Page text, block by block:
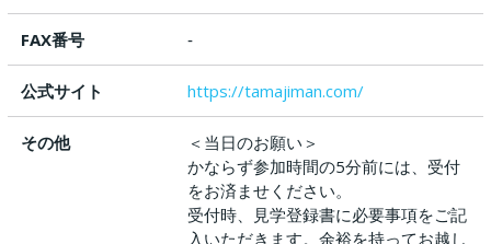
FAX番号 ‐
公式サイト https://tamajiman.com/
その他
＜当日のお願い＞
かならず参加時間の5分前には、受付
をお済ませください。
受付時、見学登録書に必要事項をご記
入いただきます。余裕を持ってお越し